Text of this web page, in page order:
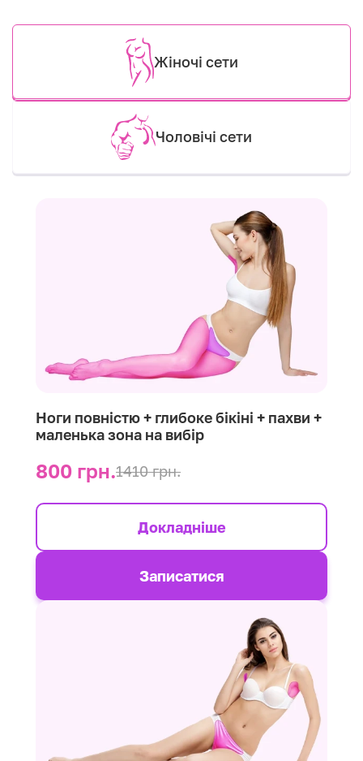
Жіночі сети
Чоловічі сети
Ноги повністю + глибоке бікіні + пахви +
маленька зона на вибір
800 грн.1410 грн.
Докладніше
Записатися